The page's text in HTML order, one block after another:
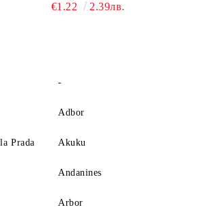
€1.22 2.39лв.
-
Adbor
Prada Akuku
Andanines
Arbor